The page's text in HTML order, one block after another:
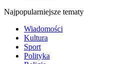
Najpopularniejsze tematy
Wiadomości
Kultura
Sport
Polityka